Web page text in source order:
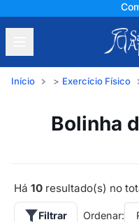
Início Exercício Físico
Bolinha
Há 10 resultado(s) no
Filtrar Ordenar: